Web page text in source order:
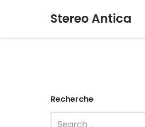
Stereo Antica
Recherche